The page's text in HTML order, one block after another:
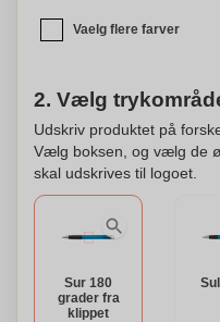
Vaelg flere farver
2. Vælg
Udskriv produktet på
Vælg boksen, og vælg de
skal udskrives til logoet.
Sur 180
grader fra
klippet